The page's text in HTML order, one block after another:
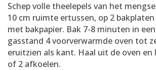
Schep volle theelepels van het
10 cm ruimte ertussen, op 2
met bakpapier. Bak 7-8 minuten in een
gasstand 4 voorverwarmde oven tot
eruitzien als kant. Haal uit de oven
of 2 afkoelen.